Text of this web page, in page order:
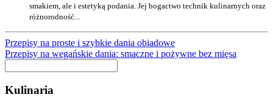
smakiem, ale i estetyką podania. Jej bogactwo technik kulinarnych oraz
różnorodność...
Przepisy na proste i szybkie dania obiadowe
Przepisy na wegańskie dania: smaczne i pożywne bez mięsa
Kulinaria